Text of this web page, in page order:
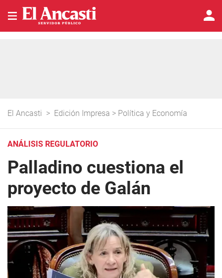
El Ancasti > Edición Impresa > Política y Economía
ANÁLISIS REGULATORIO
Palladino cuestiona el
proyecto de Galán